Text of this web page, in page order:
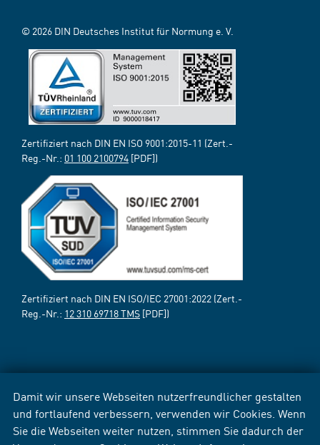
Damit wir unsere Webseiten nutzerfreundlicher gestalten
und fortlaufend verbessern, verwenden wir Cookies. Wenn
Sie die Webseiten weiter nutzen, stimmen Sie dadurch der
© 2026 DIN Deutsches Institut für Normung e. V.
Zertifiziert nach DIN EN ISO 9001:2015-11 (Zert.-
Reg.-Nr.: 01 100 2100794 [PDF])
Zertifiziert nach DIN EN ISO/IEC 27001:2022 (Zert.-
Reg.-Nr.: 12 310 69718 TMS [PDF])